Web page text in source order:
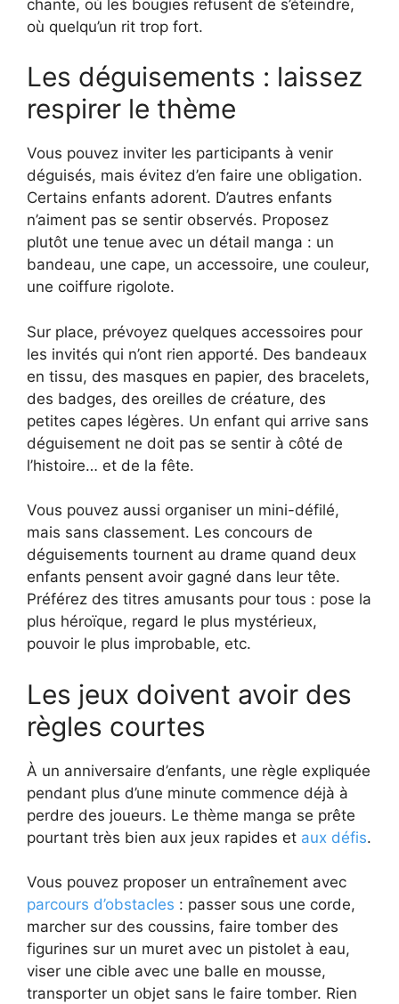
chante, où les bougies refusent de s’éteindre,
où quelqu’un rit trop fort.
Les déguisements : laissez
respirer le thème
Vous pouvez inviter les participants à venir
déguisés, mais évitez d’en faire une obligation.
Certains enfants adorent. D’autres enfants
n’aiment pas se sentir observés. Proposez
plutôt une tenue avec un détail manga : un
bandeau, une cape, un accessoire, une couleur,
une coiffure rigolote.
Sur place, prévoyez quelques accessoires pour
les invités qui n’ont rien apporté. Des bandeaux
en tissu, des masques en papier, des bracelets,
des badges, des oreilles de créature, des
petites capes légères. Un enfant qui arrive sans
déguisement ne doit pas se sentir à côté de
l’histoire… et de la fête.
Vous pouvez aussi organiser un mini-défilé,
mais sans classement. Les concours de
déguisements tournent au drame quand deux
enfants pensent avoir gagné dans leur tête.
Préférez des titres amusants pour tous : pose la
plus héroïque, regard le plus mystérieux,
pouvoir le plus improbable, etc.
Les jeux doivent avoir des
règles courtes
À un anniversaire d’enfants, une règle expliquée
pendant plus d’une minute commence déjà à
perdre des joueurs. Le thème manga se prête
pourtant très bien aux jeux rapides et aux défis.
Vous pouvez proposer un entraînement avec
parcours d’obstacles : passer sous une corde,
marcher sur des coussins, faire tomber des
figurines sur un muret avec un pistolet à eau,
viser une cible avec une balle en mousse,
transporter un objet sans le faire tomber. Rien